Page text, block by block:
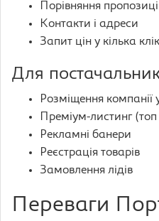
Порівняння
Контакти і адреси
Запит цін у кілька
Для
Розміщення компанії
Преміум-листинг (топ
Рекламні банери
Реєстрація товарів
Замовлення лідів
Переваги